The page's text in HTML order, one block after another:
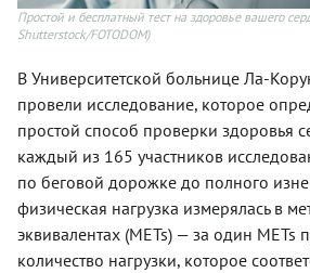
Простой и бесплатный тест на здоровье вашего
Shutterstock/FOTODOM)
В Университетской больнице Ла-
провели исследование, которое
простой способ проверки здоровья
каждый из 165 участников
по беговой дорожке до полного
физическая нагрузка измерялась в
эквивалентах (METs) — за один METs
количество нагрузки, которое